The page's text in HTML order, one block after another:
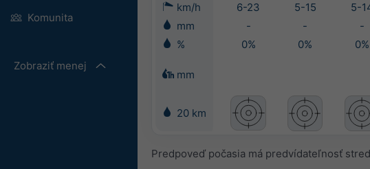
Komunita
Zobraziť menej
km/h 6-23 5-15 5-
mm
- - -
%
0% 0% 0%
mm
20 km
Predpoveď počasia má predvídateľnosť